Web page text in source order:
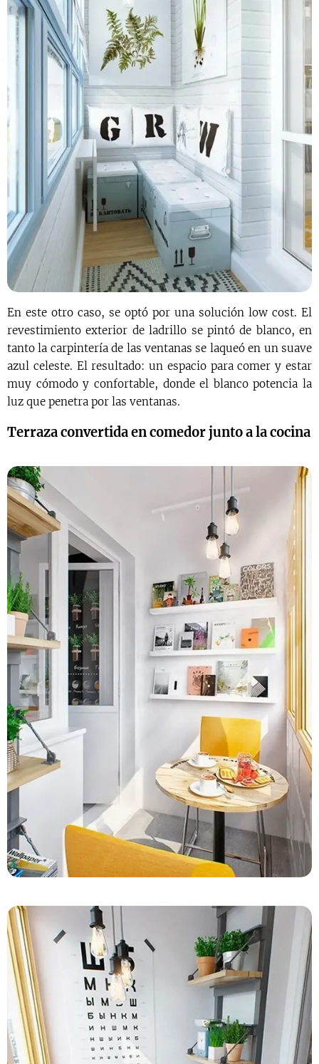
En este otro caso, se optó por una solución low cost. El
revestimiento exterior de ladrillo se pintó de blanco, en
tanto la carpintería de las ventanas se laqueó en un suave
azul celeste. El resultado: un espacio para comer y estar
muy cómodo y confortable, donde el blanco potencia la
luz que penetra por las ventanas.
Terraza convertida en comedor junto a la cocina